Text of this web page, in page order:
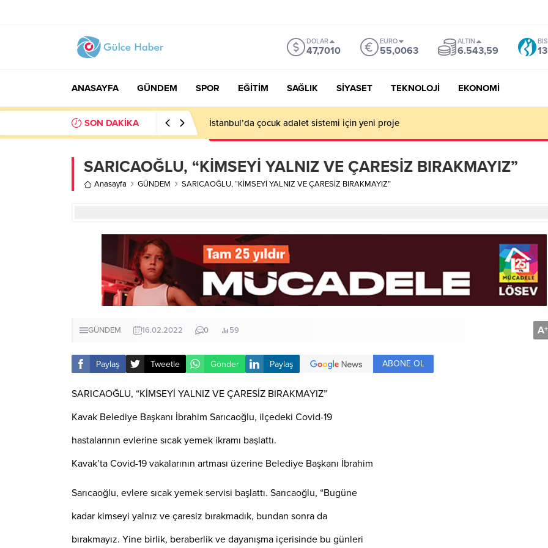
DOLAR
47,7010
EURO
55,0063
ALTIN
6.543,59
ANASAYFA GÜNDEM SPOR EĞİTİM SAĞLIK SİYASET TEKNOLOJİ EKONOMİ
SON DAKİKA İstanbul’da çocuk adalet sistemi için yeni proje
SARICAOĞLU, “KİMSEYİ YALNIZ VE ÇARESİZ BIRAKMAYIZ”
Anasayfa GÜNDEM SARICAOĞLU, “KİMSEYİ YALNIZ VE ÇARESİZ BIRAKMAYIZ”
GÜNDEM 16.02.2022 0 59 A+
Paylaş Tweetle Gönder Paylaş ABONE OL
SARICAOĞLU, “KİMSEYİ YALNIZ VE ÇARESİZ BIRAKMAYIZ”
Kavak Belediye Başkanı İbrahim Sarıcaoğlu, ilçedeki Covid-19
hastalarının evlerine sıcak yemek ikramı başlattı.
Kavak’ta Covid-19 vakalarının artması üzerine Belediye Başkanı İbrahim
Sarıcaoğlu, evlere sıcak yemek servisi başlattı. Sarıcaoğlu, “Bugüne
kadar kimseyi yalnız ve çaresiz bırakmadık, bundan sonra da
bırakmayız. Yine birlik, beraberlik ve dayanışma içerisinde bu günleri